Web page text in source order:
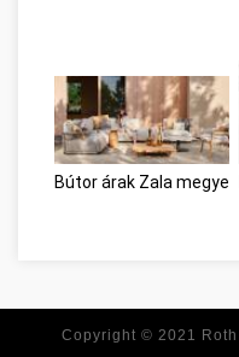
Bútor árak Zala megye
Copyright © 2021